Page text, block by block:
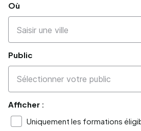
Où
Public
Afficher :
Uniquement les formations